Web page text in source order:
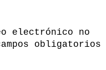
electrónico no
obligatorios